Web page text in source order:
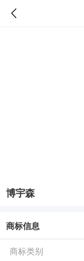
博宇森
商标信息
商标类别